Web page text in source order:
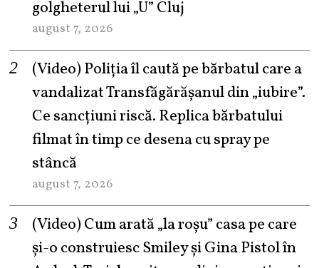
golgheterul lui „U” Cluj
august 7, 2026
(Video) Poliția îl caută pe bărbatul care a
vandalizat Transfăgărășanul din „iubire”.
Ce sancțiuni riscă. Replica bărbatului
filmat în timp ce desena cu spray pe
stâncă
august 7, 2026
(Video) Cum arată „la roşu” casa pe care
şi-o construiesc Smiley şi Gina Pistol în